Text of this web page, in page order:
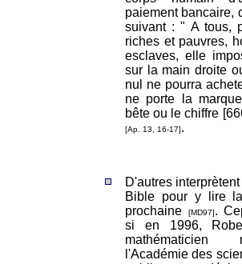
paiement bancaire,
suivant : " A tous,
riches et pauvres,
esclaves, elle
sur la main droite
nul ne pourra
ne porte la
bête ou le chiffre
[Ap. 13, 16-17].
D'autres
Bible pour y lire
prochaine
[MD97].
si en 1996,
l'Académie des